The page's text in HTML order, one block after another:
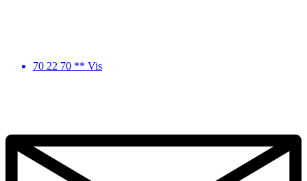
70 22 70 ** Vis